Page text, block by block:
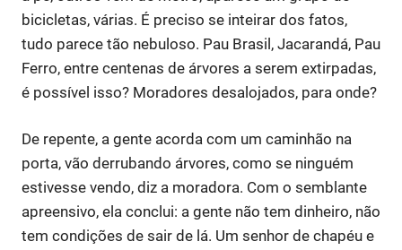
bicicletas, várias. É preciso se inteirar dos fatos,
tudo parece tão nebuloso. Pau Brasil, Jacarandá, Pau
Ferro, entre centenas de árvores a serem extirpadas,
é possível isso? Moradores desalojados, para onde?
De repente, a gente acorda com um caminhão na
porta, vão derrubando árvores, como se ninguém
estivesse vendo, diz a moradora. Com o semblante
apreensivo, ela conclui: a gente não tem dinheiro, não
tem condições de sair de lá. Um senhor de chapéu e